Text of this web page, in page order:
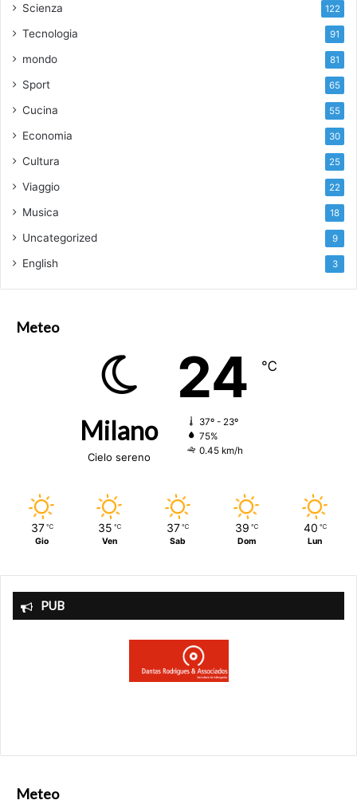
Scienza 122
Tecnologia 91
mondo 81
Sport 65
Cucina 55
Economia 30
Cultura 25
Viaggio 22
Musica 18
Uncategorized 9
English 3
Meteo
Milano
Cielo sereno
24 ℃
37º - 23º
75%
0.45 km/h
37 ℃
Gio
35 ℃
Ven
37 ℃
Sab
39 ℃
Dom
40 ℃
Lun
PUB
Meteo